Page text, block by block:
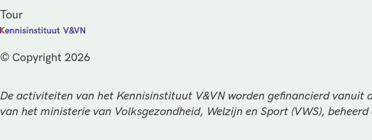
Tour
© Copyright 2026
De activiteiten van het Kennisinstituut V&VN worden gefinancierd vanuit
van het ministerie van Volksgezondheid, Welzijn en Sport (VWS),